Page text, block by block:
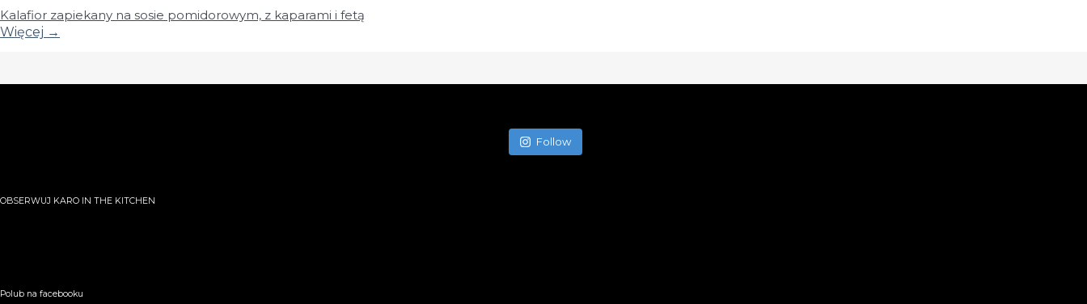
Kalafior zapiekany na sosie pomidorowym, z kaparami i fetą
Więcej →
Follow
OBSERWUJ KARO IN THE KITCHEN
Polub na facebooku